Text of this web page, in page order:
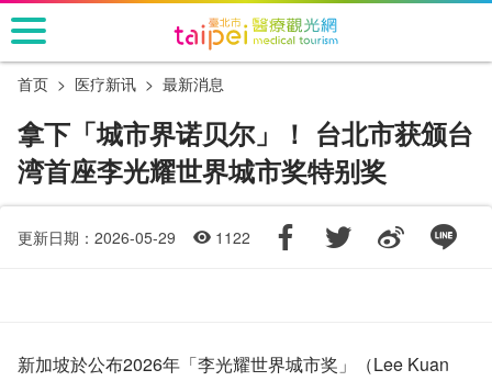
跳
到
主
首页 医疗新​​讯 最新消息
拿下「城市界诺贝尔」！ 台北市获颁台
湾首座李光耀世界城市奖特别奖
更新日期：2026-05-29 1122
新加坡於公布2026年「李光耀世界城市奖」（Lee Kuan